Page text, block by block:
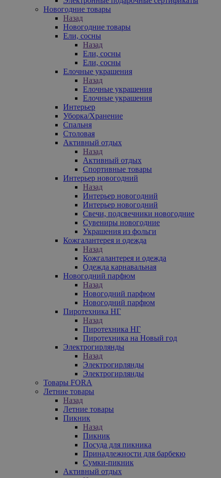
Новогодние товары
Назад
Новогодние товары
Ели, сосны
Назад
Ели, сосны
Ели, сосны
Елочные украшения
Назад
Елочные украшения
Елочные украшения
Интерьер
Уборка/Хранение
Спальня
Столовая
Активный отдых
Назад
Активный отдых
Спортивные товары
Интерьер новогодний
Назад
Интерьер новогодний
Интерьер новогодний
Свечи, подсвечники новогодние
Сувениры новогодние
Украшения из фольги
Кожгалантерея и одежда
Назад
Кожгалантерея и одежда
Одежда карнавальная
Новогодний парфюм
Назад
Новогодний парфюм
Новогодний парфюм
Пиротехника НГ
Назад
Пиротехника НГ
Пиротехника на Новый год
Электрогирлянды
Назад
Электрогирлянды
Электрогирлянды
Товары FORA
Летние товары
Назад
Летние товары
Пикник
Назад
Пикник
Посуда для пикника
Принадлежности для барбекю
Сумки-пикник
Активный отдых